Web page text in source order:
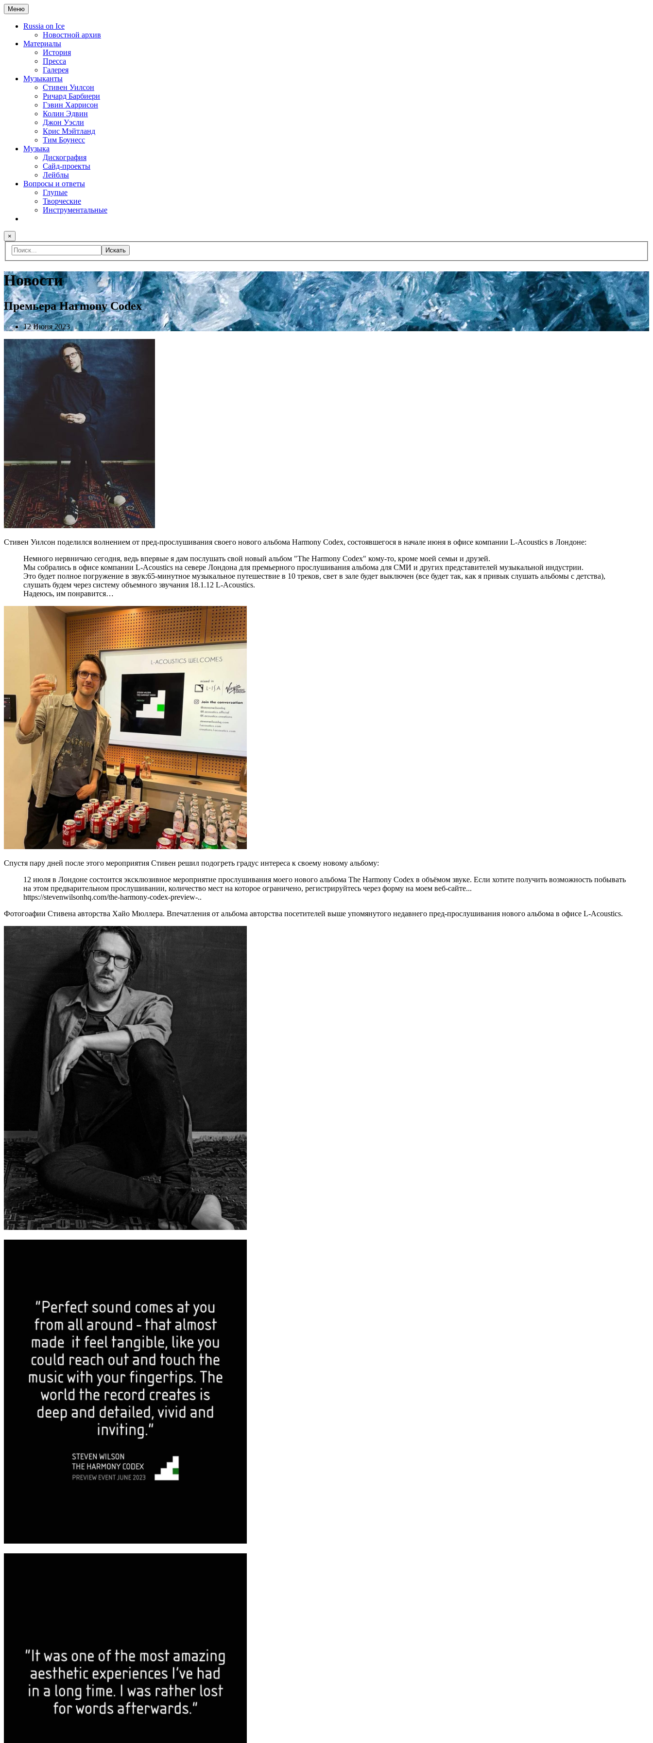
Меню
Russia on Ice
Новостной архив
Материалы
История
Пресса
Галерея
Музыканты
Стивен Уилсон
Ричард Барбиери
Гэвин Харрисон
Колин Эдвин
Джон Уэсли
Крис Мэйтланд
Тим Боунесс
Музыка
Дискография
Сайд-проекты
Лейблы
Вопросы и ответы
Глупые
Творческие
Инструментальные
×
Искать
Новости
Премьера Harmony Codex
12 Июня 2023
Стивен Уилсон поделился волнением от пред-прослушивания своего нового альбома Harmony Codex, состоявшегося в начале июня в офисе компании L-Acoustics в Лондоне:
Немного нервничаю сегодня, ведь впервые я дам послушать свой новый альбом "The Harmony Codex" кому-то, кроме моей семьи и друзей.
Мы собрались в офисе компании L-Acoustics на севере Лондона для премьерного прослушивания альбома для СМИ и других представителей музыкальной индустрии.
Это будет полное погружение в звук:65-минутное музыкальное путешествие в 10 треков, свет в зале будет выключен (все будет так, как я привык слушать альбомы с детства),
слушать будем через систему объемного звучания 18.1.12 L-Acoustics.
Надеюсь, им понравится…
Спустя пару дней после этого мероприятия Стивен решил подогреть градус интереса к своему новому альбому:
12 июля в Лондоне состоится эксклюзивное мероприятие прослушивания моего нового альбома The Harmony Codex в объёмом звуке. Если хотите получить возможность побывать
на этом предварительном прослушивании, количество мест на которое ограничено, регистрируйтесь через форму на моем веб-сайте...
https://stevenwilsonhq.com/the-harmony-codex-preview-..
Фотогоафии Стивена авторства Хайо Мюллера. Впечатления от альбома авторства посетителей выше упомянутого недавнего пред-прослушивания нового альбома в офисе L-Acoustics.